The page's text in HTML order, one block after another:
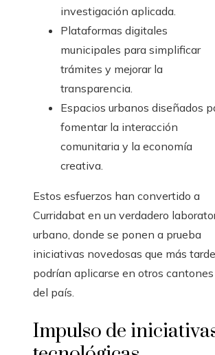
investigación aplicada.
Plataformas digitales
municipales para simplificar
trámites y mejorar la
transparencia.
Espacios urbanos diseñados
fomentar la interacción
comunitaria y la economía
creativa.
Estos esfuerzos han convertido a
Curridabat en un verdadero
urbano, donde se ponen a prueba
iniciativas novedosas que más tarde
podrían aplicarse en otros cantones
del país.
Impulso de